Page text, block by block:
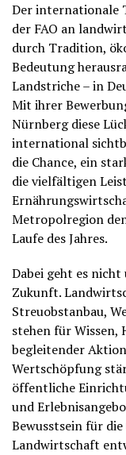
Der internationale
der FAO an
durch Tradition,
Bedeutung
Landstriche – in
Mit ihrer
Nürnberg diese
international
die Chance, ein
die vielfältigen
Metropolregion
Laufe des Jahres.
Dabei geht es
Zukunft.
Streuobstanbau,
stehen für
begleitender
Wertschöpfung
öffentliche
und
Bewusstsein für
Landwirtschaft